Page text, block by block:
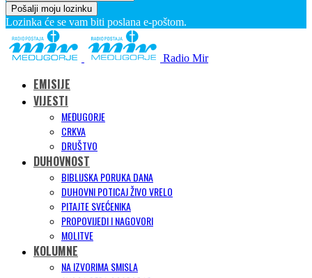
Lozinka će se vam biti poslana e-poštom.
Radio Mir
EMISIJE
VIJESTI
MEĐUGORJE
CRKVA
DRUŠTVO
DUHOVNOST
BIBLIJSKA PORUKA DANA
DUHOVNI POTICAJ ŽIVO VRELO
PITAJTE SVEĆENIKA
PROPOVIJEDI I NAGOVORI
MOLITVE
KOLUMNE
NA IZVORIMA SMISLA